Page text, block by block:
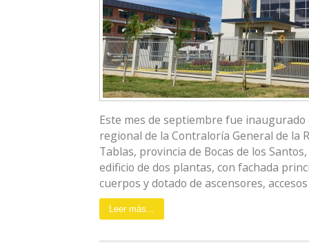
Este mes de septiembre fue
regional de la Contraloría General de la
Tablas, provincia de Bocas de los
edificio de dos plantas, con fachada
cuerpos y dotado de ascensores,
Leer más...